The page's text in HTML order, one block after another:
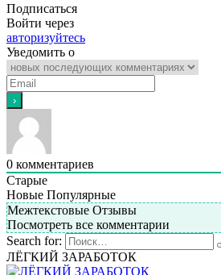
Подписаться
Войти через
авторизуйтесь
Уведомить о
0 комментариев
Старые
Новые Популярные
Межтекстовые Отзывы
Посмотреть все комментарии
Search for:
ЛЁГКИЙ ЗАРАБОТОК